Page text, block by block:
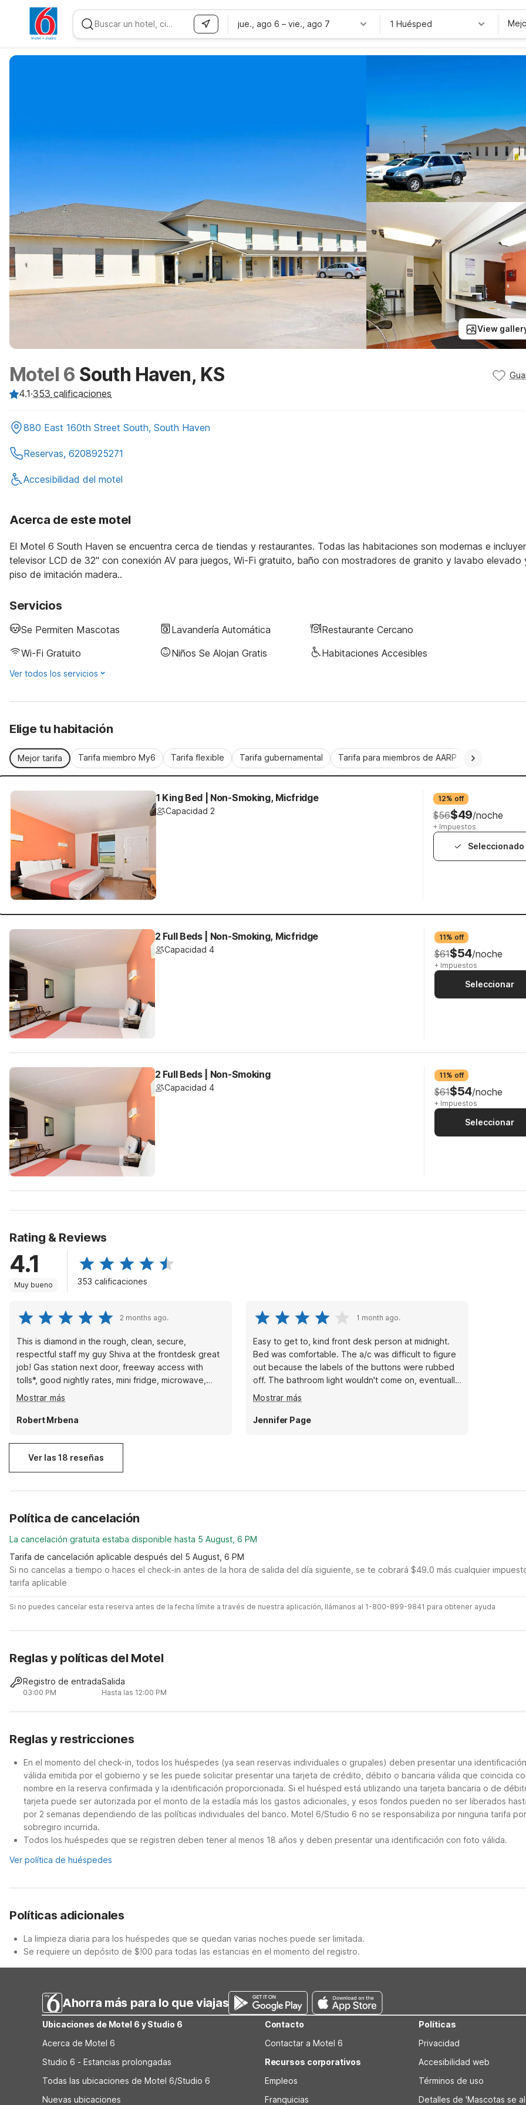
jue., ago 6 – vie., ago 7 1 Huésped
View
Motel 6 South Haven, KS
4.1·353 calificaciones
880 East 160th Street South, South Haven
Reservas, 6208925271
Accesibilidad del motel
Acerca de este motel
El Motel 6 South Haven se encuentra cerca de tiendas y restaurantes. Todas las habitaciones son modernas e
televisor LCD de 32" con conexión AV para juegos, Wi-Fi gratuito, baño con mostradores de granito y lavabo elevado
piso de imitación madera..
Servicios
Se Permiten Mascotas Lavandería Automática
Restaurante Cercano
Wi-Fi Gratuito
Niños Se Alojan Gratis Habitaciones Accesibles
Ver todos los servicios
Elige tu habitación
Mejor tarifa Tarifa miembro My6 Tarifa flexible Tarifa gubernamental Tarifa para miembros de AARP
1 King Bed | Non-Smoking, Micfridge
Capacidad 2
12% off
$56$49/noche
+ Impuestos
Seleccionado
2 Full Beds | Non-Smoking, Micfridge
Capacidad 4
11% off
$61$54/noche
+ Impuestos
Seleccionar
2 Full Beds | Non-Smoking
Capacidad 4
11% off
$61$54/noche
+ Impuestos
Seleccionar
Rating & Reviews
4.1
Muy bueno 353 calificaciones
2 months ago.
This is diamond in the rough, clean, secure,
respectful staff my guy Shiva at the frontdesk great
job! Gas station next door, freeway access with
tolls*, good nightly rates, mini fridge, microwave,
coffee in the morning, double door entry have two
sides to enter/exit from inside the unit and cold a/c.
Everything functions as it should. what more can you
here again.
Mostrar más
Robert Mrbena
1 month ago.
Easy to get to, kind front desk person at midnight.
Bed was comfortable. The a/c was difficult to figure
out because the labels of the buttons were rubbed
off. The bathroom light wouldn't come on, eventually
hit the gfc reset button and they worked. Not many
nearby food options but that's just fyi- not the hotels
fault. It was a good cheap place to stay.
Mostrar más
Jennifer Page
Ver las 18 reseñas
Política de cancelación
La cancelación gratuita estaba disponible hasta 5 August, 6 PM
Tarifa de cancelación aplicable después del 5 August, 6 PM
Si no cancelas a tiempo o haces el check-in antes de la hora de salida del día siguiente, se te cobrará $49.0 más cualquier
tarifa aplicable
Si no puedes cancelar esta reserva antes de la fecha límite a través de nuestra aplicación, llámanos al 1-800-899-9841 para obtener ayuda
Reglas y políticas del Motel
Registro de entrada
03:00 PM
Salida
Hasta las 12:00 PM
Reglas y restricciones
En el momento del check-in, todos los huéspedes (ya sean reservas individuales o grupales) deben presentar una identificación
válida emitida por el gobierno y se les puede solicitar presentar una tarjeta de crédito, débito o bancaria válida que coincida
nombre en la reserva confirmada y la identificación proporcionada. Si el huésped está utilizando una tarjeta bancaria o de
tarjeta puede ser autorizada por el monto de la estadía más los gastos adicionales, y esos fondos pueden no ser liberados
por 2 semanas dependiendo de las políticas individuales del banco. Motel 6/Studio 6 no se responsabiliza por ninguna tarifa por
sobregiro incurrida.
Todos los huéspedes que se registren deben tener al menos 18 años y deben presentar una identificación con foto válida.
Ver política de huéspedes
Políticas adicionales
La limpieza diaria para los huéspedes que se quedan varias noches puede ser limitada.
Se requiere un depósito de $!00 para todas las estancias en el momento del registro.
Ahorra más para lo que viajas
Ubicaciones de Motel 6 y Studio 6
Acerca de Motel 6
Studio 6 - Estancias prolongadas
Todas las ubicaciones de Motel 6/Studio 6
Nuevas ubicaciones
Contacto
Contactar a Motel 6
Recursos corporativos
Empleos
Franquicias
Políticas
Privacidad
Accesibilidad web
Términos de uso
Detalles de 'Mascotas se